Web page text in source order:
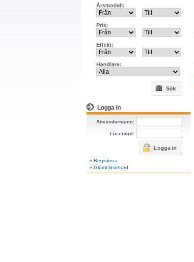
Årsmodell:
Pris:
Effekt:
Handlare:
Sök
Logga in
Användarnamn:
Lösenord:
Logga in
» Registrera
» Glömt lösenord